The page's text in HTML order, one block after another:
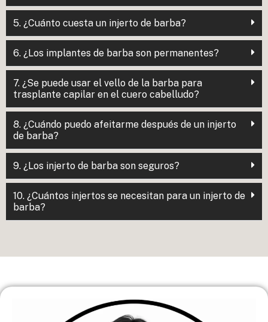
5. ¿Cuánto cuesta un injerto de barba?
6. ¿Los implantes de barba son permanentes?
7. ¿Se puede usar el vello de la barba para
trasplante capilar en el cuero cabelludo?
8. ¿Cuándo puedo afeitarme después de un injerto
de barba?
9. ¿Los injerto de barba son seguros?
10. ¿Cuántos injertos se necesitan para un injerto de
barba?